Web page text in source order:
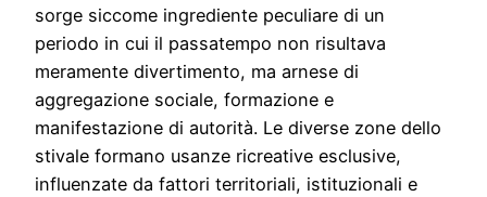
sorge siccome ingrediente peculiare di un
periodo in cui il passatempo non risultava
meramente divertimento, ma arnese di
aggregazione sociale, formazione e
manifestazione di autorità. Le diverse zone dello
stivale formano usanze ricreative esclusive,
influenzate da fattori territoriali, istituzionali e